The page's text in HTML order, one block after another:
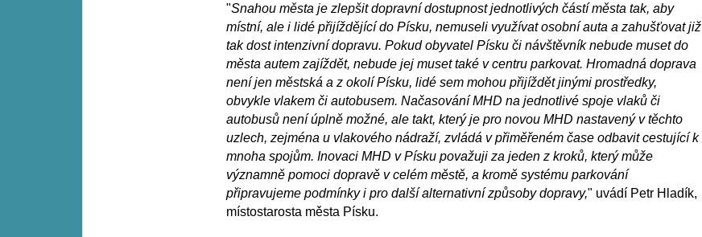
"Snahou města je zlepšit dopravní dostupnost jednotlivých částí města tak, aby
místní, ale i lidé přijíždějící do Písku, nemuseli využívat osobní auta a zahušťovat již
tak dost intenzivní dopravu. Pokud obyvatel Písku či návštěvník nebude muset do
města autem zajíždět, nebude jej muset také v centru parkovat. Hromadná doprava
není jen městská a z okolí Písku, lidé sem mohou přijíždět jinými prostředky,
obvykle vlakem či autobusem. Načasování MHD na jednotlivé spoje vlaků či
autobusů není úplně možné, ale takt, který je pro novou MHD nastavený v těchto
uzlech, zejména u vlakového nádraží, zvládá v přiměřeném čase odbavit cestující k
mnoha spojům. Inovaci MHD v Písku považuji za jeden z kroků, který může
významně pomoci dopravě v celém městě, a kromě systému parkování
připravujeme podmínky i pro další alternativní způsoby dopravy," uvádí Petr Hladík,
místostarosta města Písku.